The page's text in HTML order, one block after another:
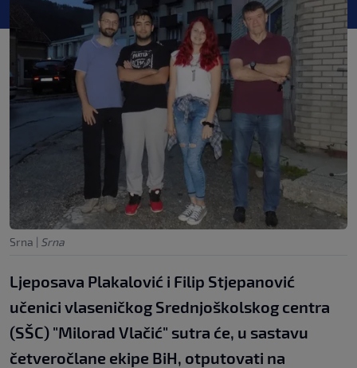
Srna | Srna
Ljeposava Plakalović i Filip Stjepanović
učenici vlaseničkog Srednjoškolskog centra
(SŠC) "Milorad Vlačić" sutra će, u sastavu
četveročlane ekipe BiH, otputovati na